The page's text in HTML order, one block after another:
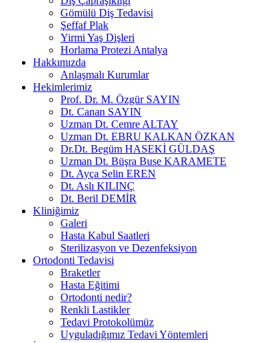
Gömülü Diş Tedavisi
Şeffaf Plak
Yirmi Yaş Dişleri
Horlama Protezi Antalya
Hakkımızda
Anlaşmalı Kurumlar
Hekimlerimiz
Prof. Dr. M. Özgür SAYIN
Dt. Canan SAYIN
Uzman Dt. Cemre ALTAY
Uzman Dt. EBRU KALKAN ÖZKAN
Dr.Dt. Begüm HASEKİ GÜLDAŞ
Uzman Dt. Büşra Buse KARAMETE
Dt. Ayça Selin EREN
Dt. Aslı KILINÇ
Dt. Beril DEMİR
Kliniğimiz
Galeri
Hasta Kabul Saatleri
Sterilizasyon ve Dezenfeksiyon
Ortodonti Tedavisi
Braketler
Hasta Eğitimi
Ortodonti nedir?
Renkli Lastikler
Tedavi Protokolümüz
Uyguladığımız Tedavi Yöntemleri